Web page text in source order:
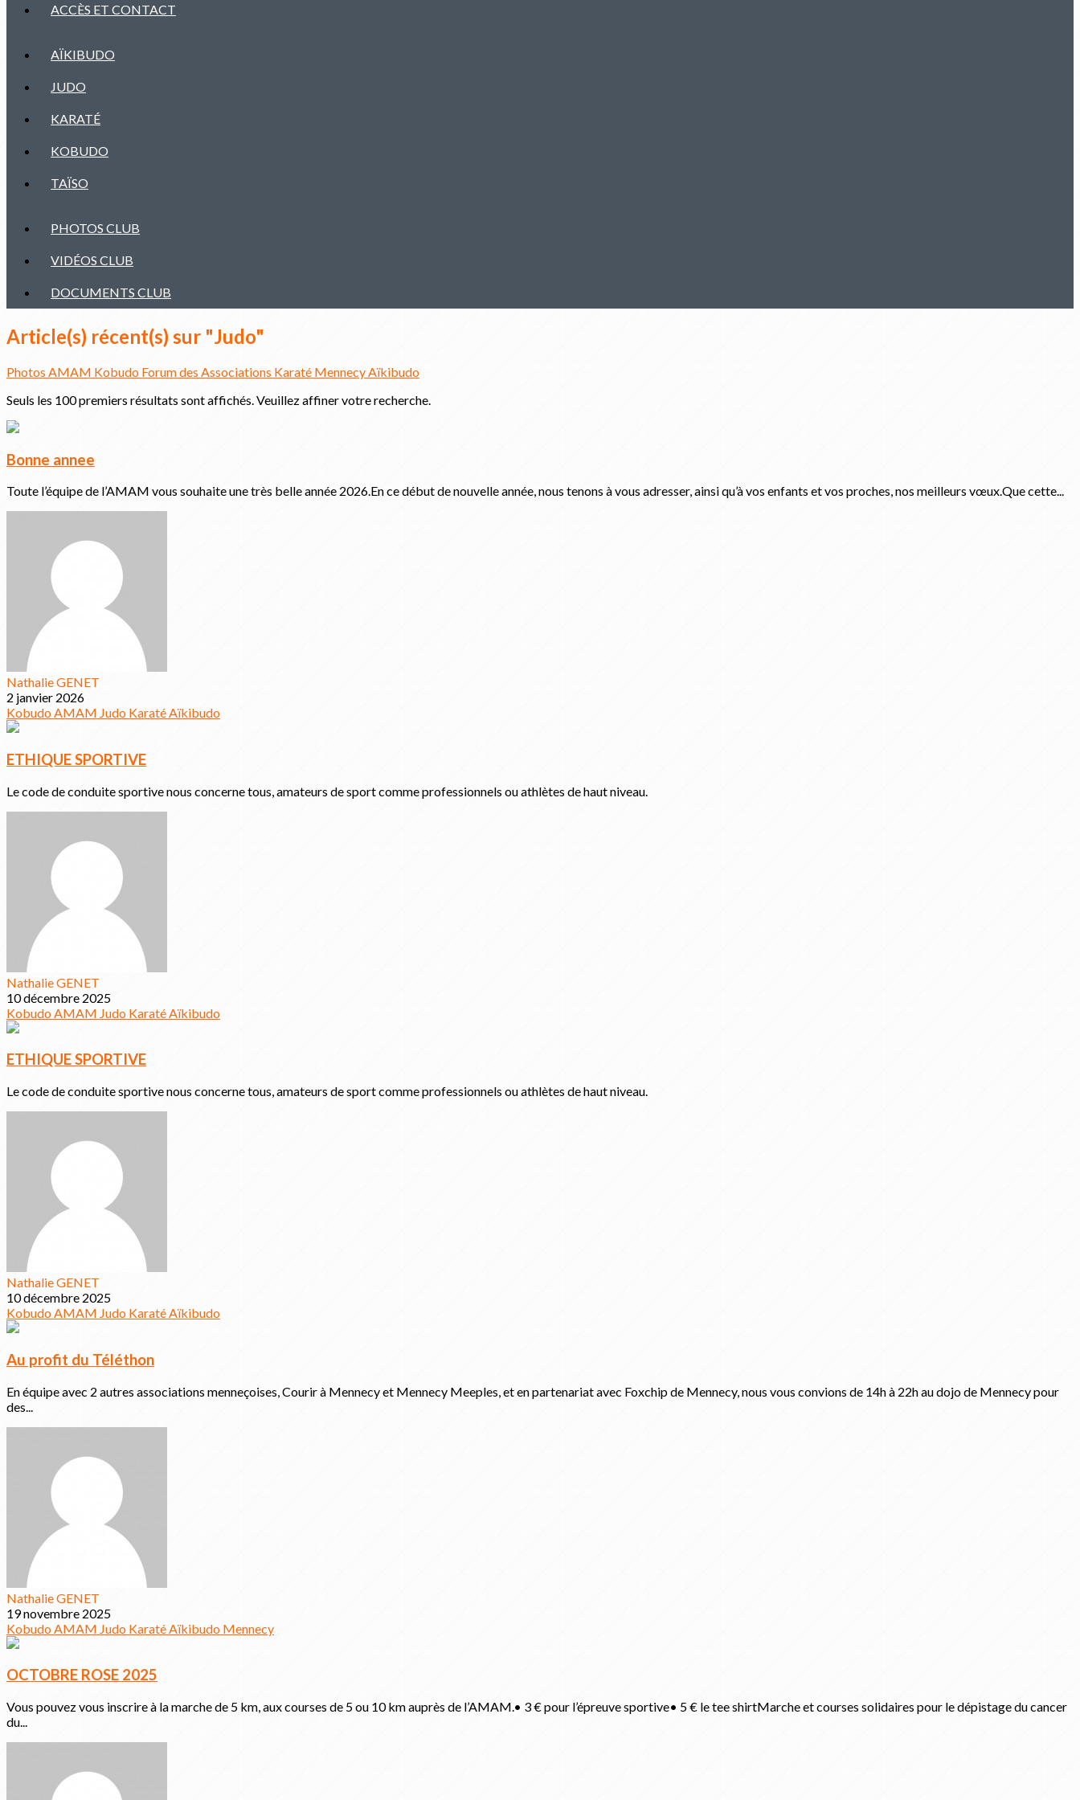
ACCÈS ET CONTACT
AÏKIBUDO
JUDO
KARATÉ
KOBUDO
TAÏSO
PHOTOS CLUB
VIDÉOS CLUB
DOCUMENTS CLUB
Article(s) récent(s) sur "Judo"
Photos AMAM Kobudo Forum des Associations Karaté MennecyAïkibudo
Seuls les 100 premiers résultats sont affichés. Veuillez affiner votre recherche.
Bonne annee
Toute l’équipe de l’AMAM vous souhaite une très belle année 2026.En ce début de nouvelle année, nous tenons à vous adresser, ainsi qu’à vos enfants et vos proches, nos meilleurs vœux.Que cette...
Nathalie GENET
2 janvier 2026
KobudoAMAM Judo KaratéAïkibudo
ETHIQUE SPORTIVE
Le code de conduite sportive nous concerne tous, amateurs de sport comme professionnels ou athlètes de haut niveau.
Nathalie GENET
10 décembre 2025
Kobudo AMAM Judo Karaté Aïkibudo
ETHIQUE SPORTIVE
Le code de conduite sportive nous concerne tous, amateurs de sport comme professionnels ou athlètes de haut niveau.
Nathalie GENET
10 décembre 2025
KobudoAMAM Judo KaratéAïkibudo
Au profit du Téléthon
En équipe avec 2 autres associations menneçoises, Courir à Mennecy et Mennecy Meeples, et en partenariat avec Foxchip de Mennecy, nous vous convions de 14h à 22h au dojo de Mennecy pour
des...
Nathalie GENET
19 novembre 2025
Kobudo AMAM Judo Karaté Aïkibudo Mennecy
OCTOBRE ROSE 2025
Vous pouvez vous inscrire à la marche de 5 km, aux courses de 5 ou 10 km auprès de l’AMAM.• 3 € pour l’épreuve sportive• 5 € le tee shirtMarche et courses solidaires pour le dépistage du cancer
du...